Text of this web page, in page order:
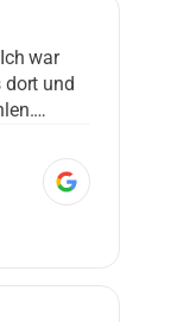
war
dort und